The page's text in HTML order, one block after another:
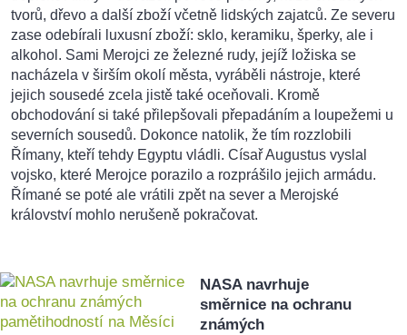
tvorů, dřevo a další zboží včetně lidských zajatců. Ze severu
zase odebírali luxusní zboží: sklo, keramiku, šperky, ale i
alkohol. Sami Merojci ze železné rudy, jejíž ložiska se
nacházela v širším okolí města, vyráběli nástroje, které
jejich sousedé zcela jistě také oceňovali. Kromě
obchodování si také přilepšovali přepadáním a loupežemi u
severních sousedů. Dokonce natolik, že tím rozzlobili
Římany, kteří tehdy Egyptu vládli. Císař Augustus vyslal
vojsko, které Merojce porazilo a rozprášilo jejich armádu.
Římané se poté ale vrátili zpět na sever a Merojské
království mohlo nerušeně pokračovat.
NASA navrhuje
směrnice na ochranu
známých